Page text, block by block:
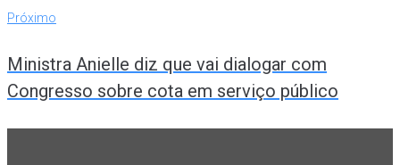
Próximo
Próximo
Ministra Anielle diz que vai dialogar com
Congresso sobre cota em serviço público